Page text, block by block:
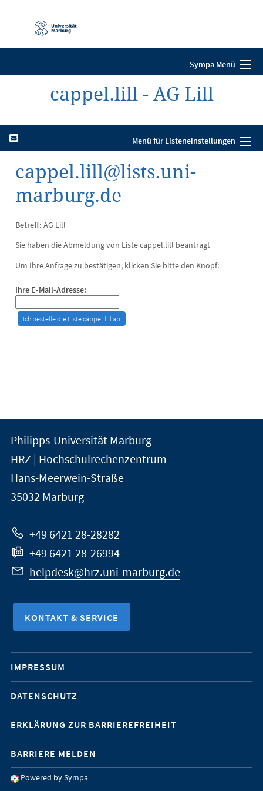
Navigation
Sympa Menü
cappel.lill - AG Lill
Menü für Listeneinstellungen
cappel.lill@lists.uni-
marburg.de
Betreff: AG Lill
Sie haben die Abmeldung von Liste cappel.lill beantragt
Um Ihre Anfrage zu bestätigen, klicken Sie bitte den Knopf:
Ihre E-Mail-Adresse:
Kontakt
und
Informationen
zur
Website
der
Universität
Marburg
Philipps-Universität Marburg
HRZ | Hochschulrechenzentrum
Hans-Meerwein-Straße
35032 Marburg
+49 6421 28-28282
+49 6421 28-26994
helpdesk@hrz.uni-marburg.de
KONTAKT & SERVICE
Mobile-
Service-
Navigation
IMPRESSUM
DATENSCHUTZ
ERKLÄRUNG ZUR BARRIEREFREIHEIT
BARRIERE MELDEN
Powered by Sympa